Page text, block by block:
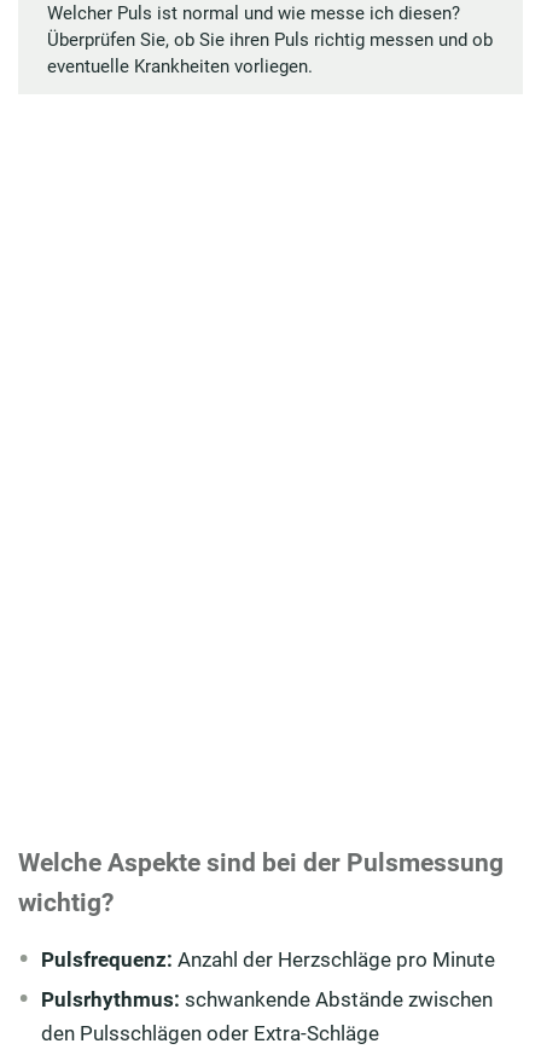
Welcher Puls ist normal und wie messe ich diesen?
Überprüfen Sie, ob Sie ihren Puls richtig messen und ob
eventuelle Krankheiten vorliegen.
Welche Aspekte sind bei der Pulsmessung
wichtig?
Pulsfrequenz: Anzahl der Herzschläge pro Minute
Pulsrhythmus: schwankende Abstände zwischen
den Pulsschlägen oder Extra-Schläge